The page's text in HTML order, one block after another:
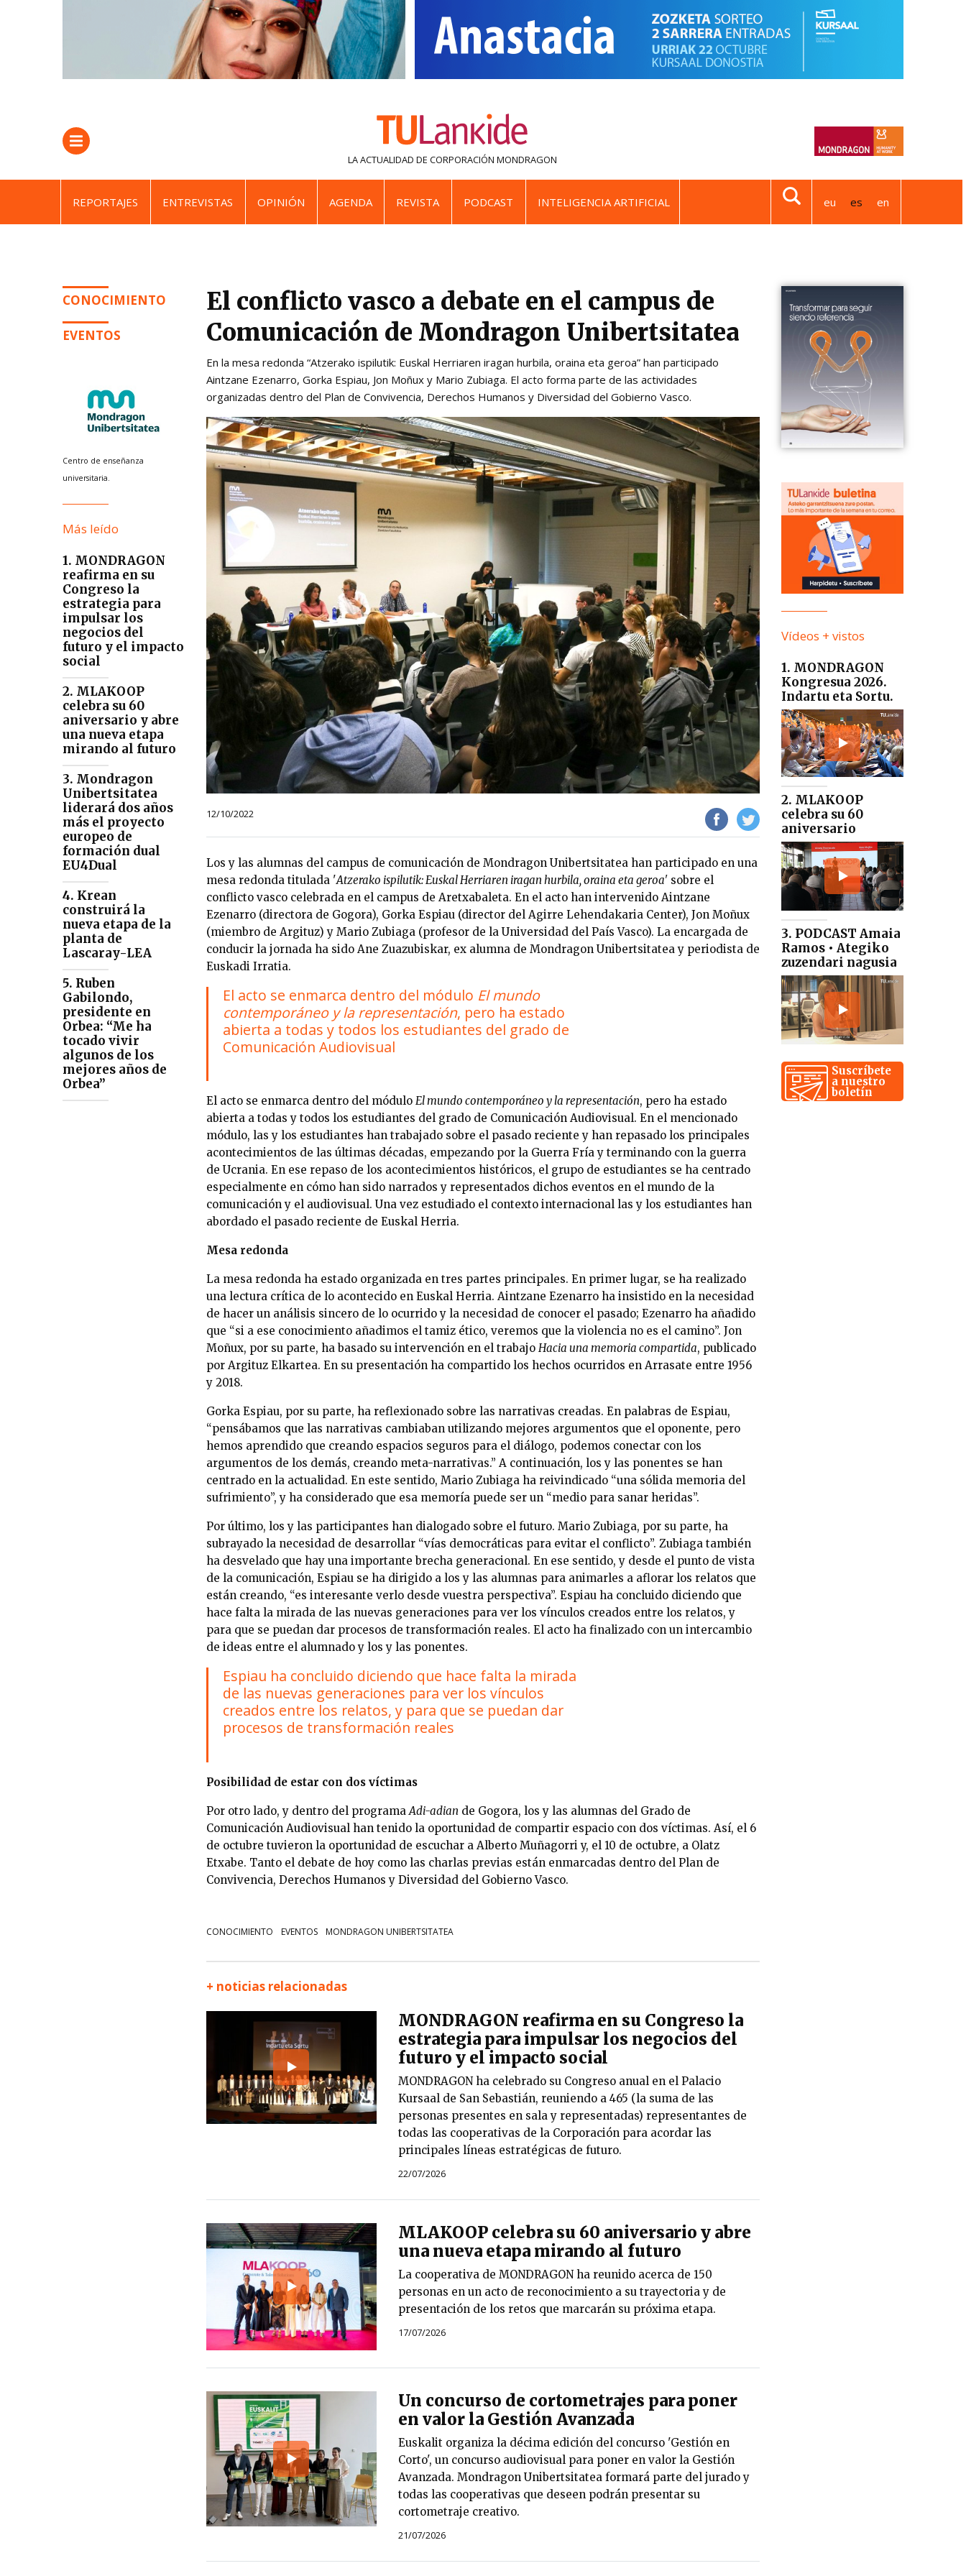
LA ACTUALIDAD DE CORPORACIÓN MONDRAGON
REPORTAJES ENTREVISTAS OPINIÓN AGENDA REVISTA PODCAST INTELIGENCIA ARTIFICIAL eu es en
CONOCIMIENTO
EVENTOS
Centro de enseñanza
universitaria.
Más leído
1. MONDRAGON
reafirma en su
Congreso la
estrategia para
impulsar los
negocios del
futuro y el impacto
social
2. MLAKOOP
celebra su 60
aniversario y abre
una nueva etapa
mirando al futuro
3. Mondragon
Unibertsitatea
liderará dos años
más el proyecto
europeo de
formación dual
EU4Dual
4. Krean
construirá la
nueva etapa de la
planta de
Lascaray-LEA
5. Ruben
Gabilondo,
presidente en
Orbea: “Me ha
tocado vivir
algunos de los
mejores años de
Orbea”
El conflicto vasco a debate en el campus de
Comunicación de Mondragon Unibertsitatea
En la mesa redonda “Atzerako ispilutik: Euskal Herriaren iragan hurbila, oraina eta geroa” han participado
Aintzane Ezenarro, Gorka Espiau, Jon Moñux y Mario Zubiaga. El acto forma parte de las actividades
organizadas dentro del Plan de Convivencia, Derechos Humanos y Diversidad del Gobierno Vasco.
12/10/2022
Los y las alumnas del campus de comunicación de Mondragon Unibertsitatea han participado en una
mesa redonda titulada 'Atzerako ispilutik: Euskal Herriaren iragan hurbila, oraina eta geroa' sobre el
conflicto vasco celebrada en el campus de Aretxabaleta. En el acto han intervenido Aintzane
Ezenarro (directora de Gogora), Gorka Espiau (director del Agirre Lehendakaria Center), Jon Moñux
(miembro de Argituz) y Mario Zubiaga (profesor de la Universidad del País Vasco). La encargada de
conducir la jornada ha sido Ane Zuazubiskar, ex alumna de Mondragon Unibertsitatea y periodista de
Euskadi Irratia.
El acto se enmarca dentro del módulo El mundo
contemporáneo y la representación, pero ha estado
abierta a todas y todos los estudiantes del grado de
Comunicación Audiovisual
El acto se enmarca dentro del módulo El mundo contemporáneo y la representación, pero ha estado
abierta a todas y todos los estudiantes del grado de Comunicación Audiovisual. En el mencionado
módulo, las y los estudiantes han trabajado sobre el pasado reciente y han repasado los principales
acontecimientos de las últimas décadas, empezando por la Guerra Fría y terminando con la guerra
de Ucrania. En ese repaso de los acontecimientos históricos, el grupo de estudiantes se ha centrado
especialmente en cómo han sido narrados y representados dichos eventos en el mundo de la
comunicación y el audiovisual. Una vez estudiado el contexto internacional las y los estudiantes han
abordado el pasado reciente de Euskal Herria.
Mesa redonda
La mesa redonda ha estado organizada en tres partes principales. En primer lugar, se ha realizado
una lectura crítica de lo acontecido en Euskal Herria. Aintzane Ezenarro ha insistido en la necesidad
de hacer un análisis sincero de lo ocurrido y la necesidad de conocer el pasado; Ezenarro ha añadido
que “si a ese conocimiento añadimos el tamiz ético, veremos que la violencia no es el camino”. Jon
Moñux, por su parte, ha basado su intervención en el trabajo Hacia una memoria compartida, publicado
por Argituz Elkartea. En su presentación ha compartido los hechos ocurridos en Arrasate entre 1956
y 2018.
Gorka Espiau, por su parte, ha reflexionado sobre las narrativas creadas. En palabras de Espiau,
“pensábamos que las narrativas cambiaban utilizando mejores argumentos que el oponente, pero
hemos aprendido que creando espacios seguros para el diálogo, podemos conectar con los
argumentos de los demás, creando meta-narrativas.” A continuación, los y las ponentes se han
centrado en la actualidad. En este sentido, Mario Zubiaga ha reivindicado “una sólida memoria del
sufrimiento”, y ha considerado que esa memoría puede ser un “medio para sanar heridas”.
Por último, los y las participantes han dialogado sobre el futuro. Mario Zubiaga, por su parte, ha
subrayado la necesidad de desarrollar “vías democráticas para evitar el conflicto”. Zubiaga también
ha desvelado que hay una importante brecha generacional. En ese sentido, y desde el punto de vista
de la comunicación, Espiau se ha dirigido a los y las alumnas para animarles a aflorar los relatos que
están creando, “es interesante verlo desde vuestra perspectiva”. Espiau ha concluido diciendo que
hace falta la mirada de las nuevas generaciones para ver los vínculos creados entre los relatos, y
para que se puedan dar procesos de transformación reales. El acto ha finalizado con un intercambio
de ideas entre el alumnado y los y las ponentes.
Espiau ha concluido diciendo que hace falta la mirada
de las nuevas generaciones para ver los vínculos
creados entre los relatos, y para que se puedan dar
procesos de transformación reales
Posibilidad de estar con dos víctimas
Por otro lado, y dentro del programa Adi-adian de Gogora, los y las alumnas del Grado de
Comunicación Audiovisual han tenido la oportunidad de compartir espacio con dos víctimas. Así, el 6
de octubre tuvieron la oportunidad de escuchar a Alberto Muñagorri y, el 10 de octubre, a Olatz
Etxabe. Tanto el debate de hoy como las charlas previas están enmarcadas dentro del Plan de
Convivencia, Derechos Humanos y Diversidad del Gobierno Vasco.
CONOCIMIENTO EVENTOS MONDRAGON UNIBERTSITATEA
+ noticias relacionadas
MONDRAGON reafirma en su Congreso la
estrategia para impulsar los negocios del
futuro y el impacto social
MONDRAGON ha celebrado su Congreso anual en el Palacio
Kursaal de San Sebastián, reuniendo a 465 (la suma de las
personas presentes en sala y representadas) representantes de
todas las cooperativas de la Corporación para acordar las
principales líneas estratégicas de futuro.
22/07/2026
MLAKOOP celebra su 60 aniversario y abre
una nueva etapa mirando al futuro
La cooperativa de MONDRAGON ha reunido acerca de 150
personas en un acto de reconocimiento a su trayectoria y de
presentación de los retos que marcarán su próxima etapa.
17/07/2026
Un concurso de cortometrajes para poner
en valor la Gestión Avanzada
Euskalit organiza la décima edición del concurso 'Gestión en
Corto', un concurso audiovisual para poner en valor la Gestión
Avanzada. Mondragon Unibertsitatea formará parte del jurado y
todas las cooperativas que deseen podrán presentar su
cortometraje creativo.
21/07/2026
Vídeos + vistos
1. MONDRAGON
Kongresua 2026.
Indartu eta Sortu.
2. MLAKOOP
celebra su 60
aniversario
3. PODCAST Amaia
Ramos • Ategiko
zuzendari nagusia
Suscríbete
a nuestro
boletín